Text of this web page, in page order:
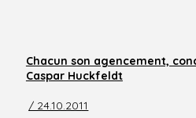
Chacun son agencement,
Caspar Huckfeldt
/ 24.10.2011